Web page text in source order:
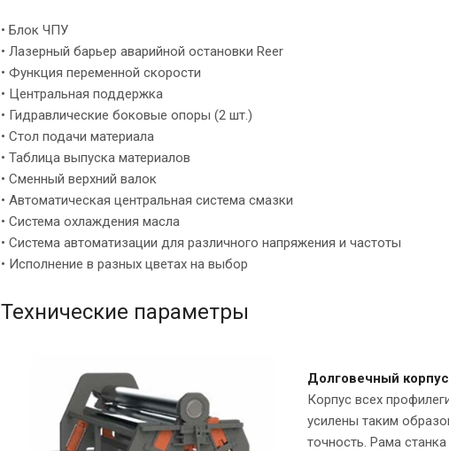
• Блок ЧПУ
• Лазерный барьер аварийной остановки Reer
• Функция переменной скорости
• Центральная поддержка
• Гидравлические боковые опоры (2 шт.)
• Стол подачи материала
• Таблица выпуска материалов
• Сменный верхний валок
• Автоматическая центральная система смазки
• Система охлаждения масла
• Система автоматизации для различного напряжения и частоты
• Исполнение в разных цветах на выбор
Технические параметры
Долговечный
Корпус всех
усилены таким
точность. Рама